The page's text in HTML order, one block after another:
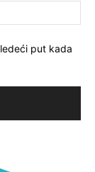
put kada